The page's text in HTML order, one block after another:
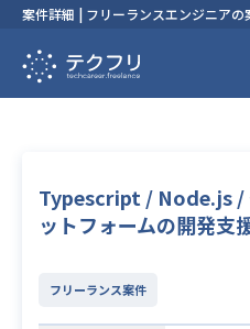
案件詳細 | フリーランスエンジニアの
Typescript / Node.js /
ットフォームの開発支
フリーランス案件